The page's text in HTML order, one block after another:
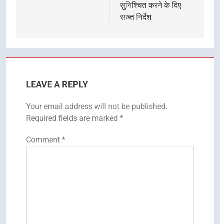
सुनिश्चित करने के दिए
सख्त निर्देश
LEAVE A REPLY
Your email address will not be published.
Required fields are marked *
Comment *